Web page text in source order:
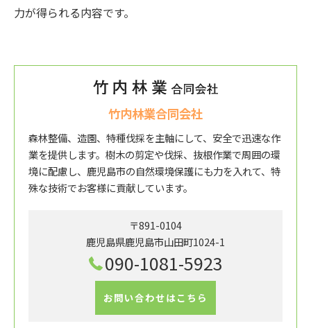
力が得られる内容です。
竹内林業合同会社
森林整備、造園、特種伐採を主軸にして、安全で迅速な作
業を提供します。樹木の剪定や伐採、抜根作業で周囲の環
境に配慮し、鹿児島市の自然環境保護にも力を入れて、特
殊な技術でお客様に貢献しています。
〒891-0104
鹿児島県鹿児島市山田町1024-1
090-1081-5923
お問い合わせはこちら